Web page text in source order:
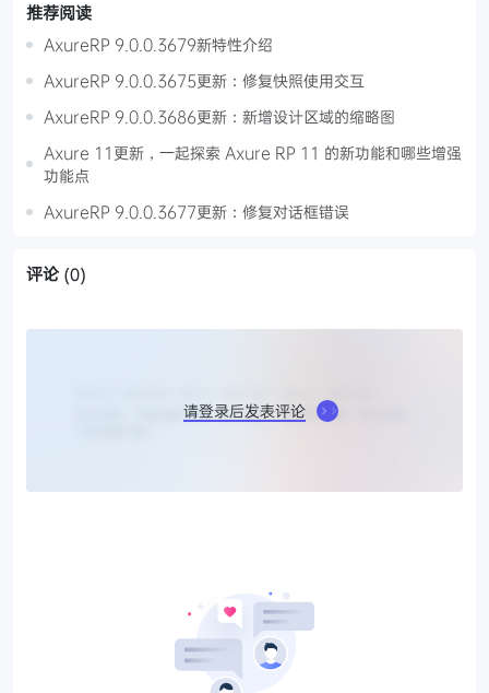
推荐阅读
AxureRP 9.0.0.3679新特性介绍
AxureRP 9.0.0.3675更新：修复快照使用交互
AxureRP 9.0.0.3686更新：新增设计区域的缩略图
Axure 11更新，一起探索 Axure RP 11 的新功能和哪些增强
功能点
AxureRP 9.0.0.3677更新：修复对话框错误
评论 (0)
请登录后发表评论